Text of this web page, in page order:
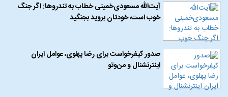
آیت‌الله مسعودی‌خمینی خطاب به تندروها: اگر جنگ
خوب است، خودتان بروید بجنگید
صدور کیفرخواست برای رضا پهلوی، عوامل ایران
اینترنشنال و من‌وتو